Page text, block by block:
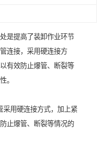
是提高了装卸作业环节
连接，采用硬连接方
有效防止爆管、断裂等
。
采用硬连接方式，加上紧
止爆管、断裂等情况的